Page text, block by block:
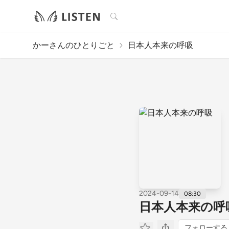
検索
かーさんのひとりごと 日本人本来の呼吸
2024-09-14 08:30
日本人本来の呼